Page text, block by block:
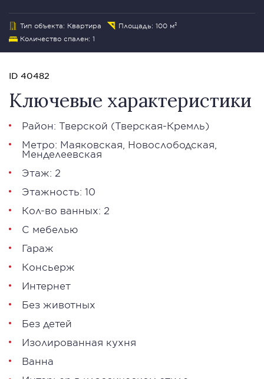
Тип объекта: Квартира
Площадь: 100 м²
Количество спален: 1
ID 40482
Ключевые характеристики
Район: Тверской (Тверская-Кремль)
Метро: Маяковская Новослободская
Менделеевская
Этаж: 2
Этажность: 10
Кол-во ванных: 2
С мебелью
Гараж
Консьерж
Интернет
Без животных
Без детей
Изолированная кухня
Ванна